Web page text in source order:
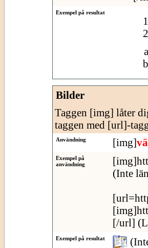
Exempel på resultat
Bilder
Taggen [img] låter
taggen med [url]-
Användning [img]
Exempel på
användning
(Inte
[/url]
Exempel på resultat